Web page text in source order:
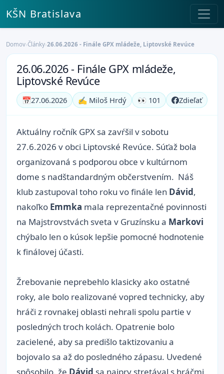
KŠN Bratislava
Domov›Články›26.06.2026 - Finále GPX mládeže, Liptovské Revúce
26.06.2026 - Finále GPX mládeže,
Liptovské Revúce
📅27.06.2026 ✍️ Miloš Hrdý 👀 101 Zdieľať
Aktuálny ročník GPX sa zavŕšil v sobotu
27.6.2026 v obci Liptovské Revúce. Súťaž bola
organizovaná s podporou obce v kultúrnom
dome s nadštandardným občerstvením. Náš
klub zastupoval toho roku vo finále len Dávid,
nakoľko Emmka mala reprezentačné povinnosti
na Majstrovstvách sveta v Gruzínsku a Markovi
chýbalo len o kúsok lepšie pomocné hodnotenie
k finálovej účasti.
Žrebovanie neprebehlo klasicky ako ostatné
roky, ale bolo realizované vopred technicky, aby
hráči z rovnakej oblasti nehrali spolu partie v
posledných troch kolách. Opatrenie bolo
zacielené, aby sa predišlo taktizovaniu a
bojovalo sa až do posledného zápasu. Uvedené